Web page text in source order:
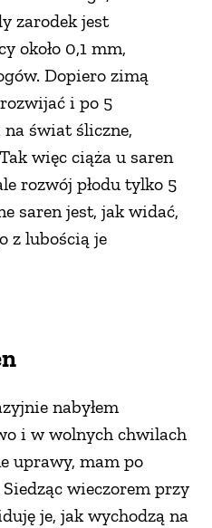
zarodek jest
około 0,1 mm,
Dopiero zimą
i po 5
świat śliczne,
więc ciąża u saren
rozwój płodu tylko 5
saren jest, jak widać,
z lubością je
nabyłem
i w wolnych chwilach
uprawy, mam po
wieczorem przy
je, jak wychodzą na